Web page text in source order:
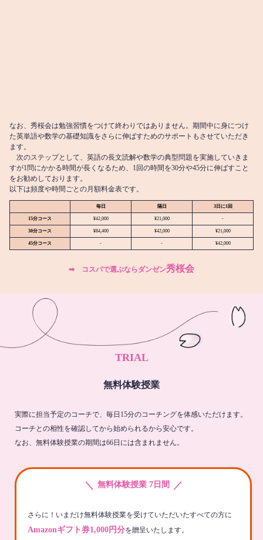
なお、秀桜会は勉強習慣をつけて終わりではありません。期間中に身につけ
た英単語や数学の基礎知識をさらに伸ばすためのサポートもさせていただき
ます。
次のステップとして、英語の長文読解や数学の典型問題を実施していきま
すが1問にかかる時間が長くなるため、1回の時間を30分や45分に伸ばすこと
をお勧めしております。
以下は頻度や時間ごとの月額料金表です。
毎日 隔日 3日に1回
15分コース ¥42,000 ¥21,000 -
30分コース ¥84,400 ¥42,000 ¥21,000
45分コース - - ¥42,000
➡︎ コスパで選ぶならダンゼン秀桜会
TRIAL
無料体験授業
実際に担当予定のコーチで、毎日15分のコーチングを体感いただけます。
コーチとの相性を確認してから始められるから安心です。
なお、無料体験授業の期間は66日には含まれません。
＼ 無料体験授業 7日間 ／
さらに！いまだけ無料体験授業を受けていただいたすべての方に
Amazonギフト券1,000円分を贈呈いたします。